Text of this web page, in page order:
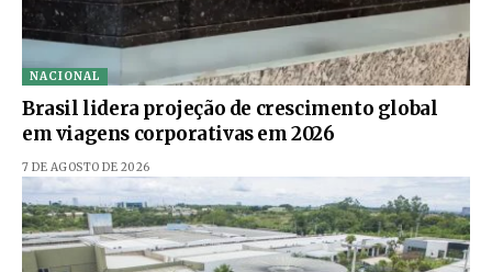
NACIONAL
Brasil lidera projeção de crescimento global
em viagens corporativas em 2026
7 DE AGOSTO DE 2026